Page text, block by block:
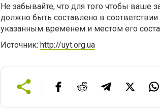
Не забывайте, что для того чтобы ваше
должно быть составлено в
указанным временем и местом его
Источник: http://uyt.org.ua